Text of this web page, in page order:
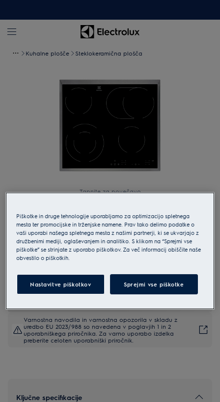
Kuhalne plošče Steklokeramična plošča
Tapnite za povečavo
EHF6346XOK
Electrolux 300 steklokeramična
vgradna plošča 60 cm
EU podatkovna kartica
Varnostna navodila in varnostna opozorila v skladu z
uredbo EU 2023/988 so navedena v poglavjih 1 in 2
uporabniškega priročnika. Za varno uporabo izdelka
preberite celoten uporabniški priročnik.
Ključne specifikacije
Piškotke in druge tehnologije uporabljamo za optimizacijo spletnega
mesta ter promocijske in trženjske namene. Prav tako delimo podatke o
vaši uporabi našega spletnega mesta z našimi partnerji, ki se ukvarjajo z
družbenimi mediji, oglaševanjem in analitiko. S klikom na “Sprejmi vse
piškotke” se strinjate z uporabo piškotkov. Za več informacij obiščite naše
obvestilo o piškotkih.
Nastavitve piškotkov Sprejmi vse piškotke